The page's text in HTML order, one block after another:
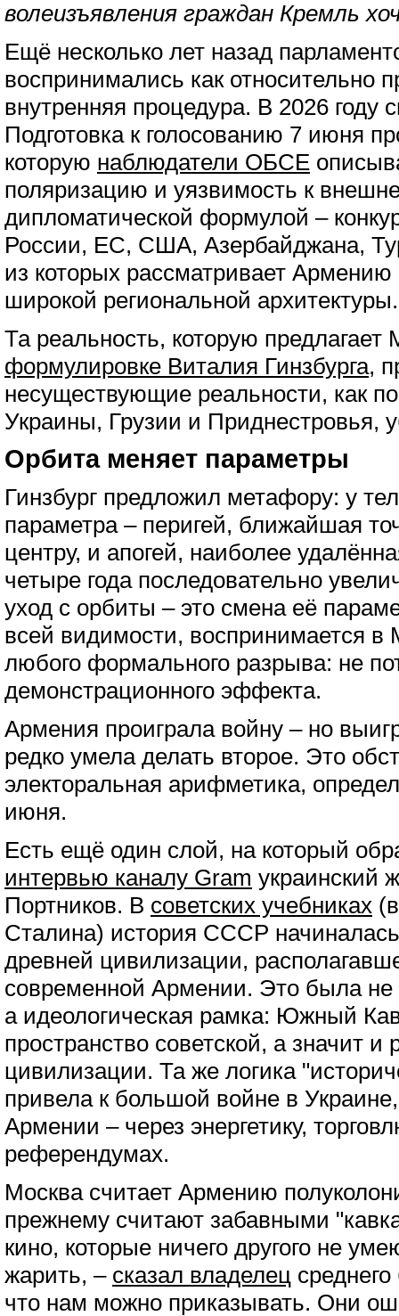
волеизъявления граждан Кремль
Ещё несколько лет назад
воспринимались как относительно
внутренняя процедура. В 2026 году
Подготовка к голосованию 7 июня
которую наблюдатели ОБСЕ
поляризацию и уязвимость к
дипломатической формулой –
России, ЕС, США, Азербайджана,
из которых рассматривает Армению
широкой региональной архитектуры.
Та реальность, которую предлагает
формулировке Виталия Гинзбурга,
несуществующие реальности, как
Украины, Грузии и Приднестровья,
Орбита меняет параметры
Гинзбург предложил метафору: у
параметра – перигей, ближайшая
центру, и апогей, наиболее
четыре года последовательно
уход с орбиты – это смена её
всей видимости, воспринимается в
любого формального разрыва: не
демонстрационного эффекта.
Армения проиграла войну – но
редко умела делать второе. Это
электоральная арифметика,
июня.
Есть ещё один слой, на который
интервью каналу Gram украинский
Портников. В советских учебниках
Сталина) история СССР начиналась
древней цивилизации,
современной Армении. Это была не
а идеологическая рамка: Южный
пространство советской, а значит и
цивилизации. Та же логика
привела к большой войне в
Армении – через энергетику,
референдумах.
Москва считает Армению
прежнему считают забавными
кино, которые ничего другого не
жарить, – сказал владелец
что нам можно приказывать. Они